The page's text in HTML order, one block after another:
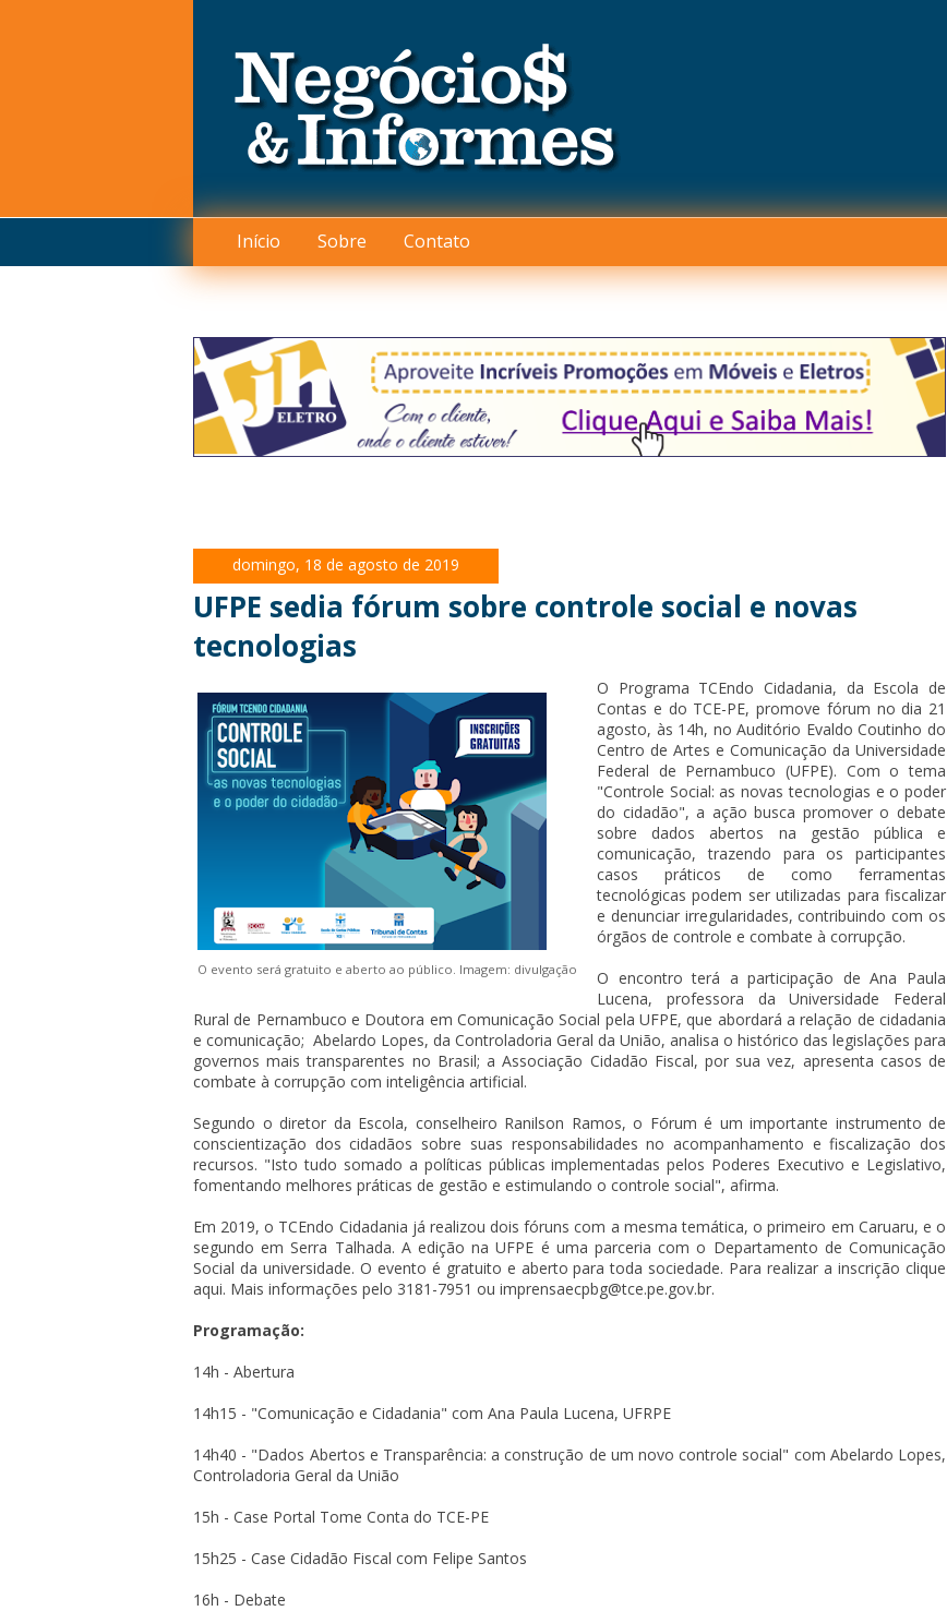
Início Sobre Contato
domingo, 18 de agosto de 2019
UFPE sedia fórum sobre controle social e novas
tecnologias
O evento será gratuito e aberto ao público. Imagem: divulgação
O Programa TCEndo Cidadania, da Escola de
Contas e do TCE-PE, promove fórum no dia 21
agosto, às 14h, no Auditório Evaldo Coutinho do
Centro de Artes e Comunicação da Universidade
Federal de Pernambuco (UFPE). Com o tema
"Controle Social: as novas tecnologias e o poder
do cidadão", a ação busca promover o debate
sobre dados abertos na gestão pública e
comunicação, trazendo para os participantes
casos práticos de como ferramentas
tecnológicas podem ser utilizadas para fiscalizar
e denunciar irregularidades, contribuindo com os
órgãos de controle e combate à corrupção.
O encontro terá a participação de Ana Paula
Lucena, professora da Universidade Federal
Rural de Pernambuco e Doutora em Comunicação Social pela UFPE, que abordará a relação de cidadania
e comunicação; Abelardo Lopes, da Controladoria Geral da União, analisa o histórico das legislações para
governos mais transparentes no Brasil; a Associação Cidadão Fiscal, por sua vez, apresenta casos de
combate à corrupção com inteligência artificial.
Segundo o diretor da Escola, conselheiro Ranilson Ramos, o Fórum é um importante instrumento de
conscientização dos cidadãos sobre suas responsabilidades no acompanhamento e fiscalização dos
recursos. "Isto tudo somado a políticas públicas implementadas pelos Poderes Executivo e Legislativo,
fomentando melhores práticas de gestão e estimulando o controle social", afirma.
Em 2019, o TCEndo Cidadania já realizou dois fóruns com a mesma temática, o primeiro em Caruaru, e o
segundo em Serra Talhada. A edição na UFPE é uma parceria com o Departamento de Comunicação
Social da universidade. O evento é gratuito e aberto para toda sociedade. Para realizar a inscrição clique
aqui. Mais informações pelo 3181-7951 ou imprensaecpbg@tce.pe.gov.br.
Programação:
14h - Abertura
14h15 - "Comunicação e Cidadania" com Ana Paula Lucena, UFRPE
14h40 - "Dados Abertos e Transparência: a construção de um novo controle social" com Abelardo Lopes,
Controladoria Geral da União
15h - Case Portal Tome Conta do TCE-PE
15h25 - Case Cidadão Fiscal com Felipe Santos
16h - Debate